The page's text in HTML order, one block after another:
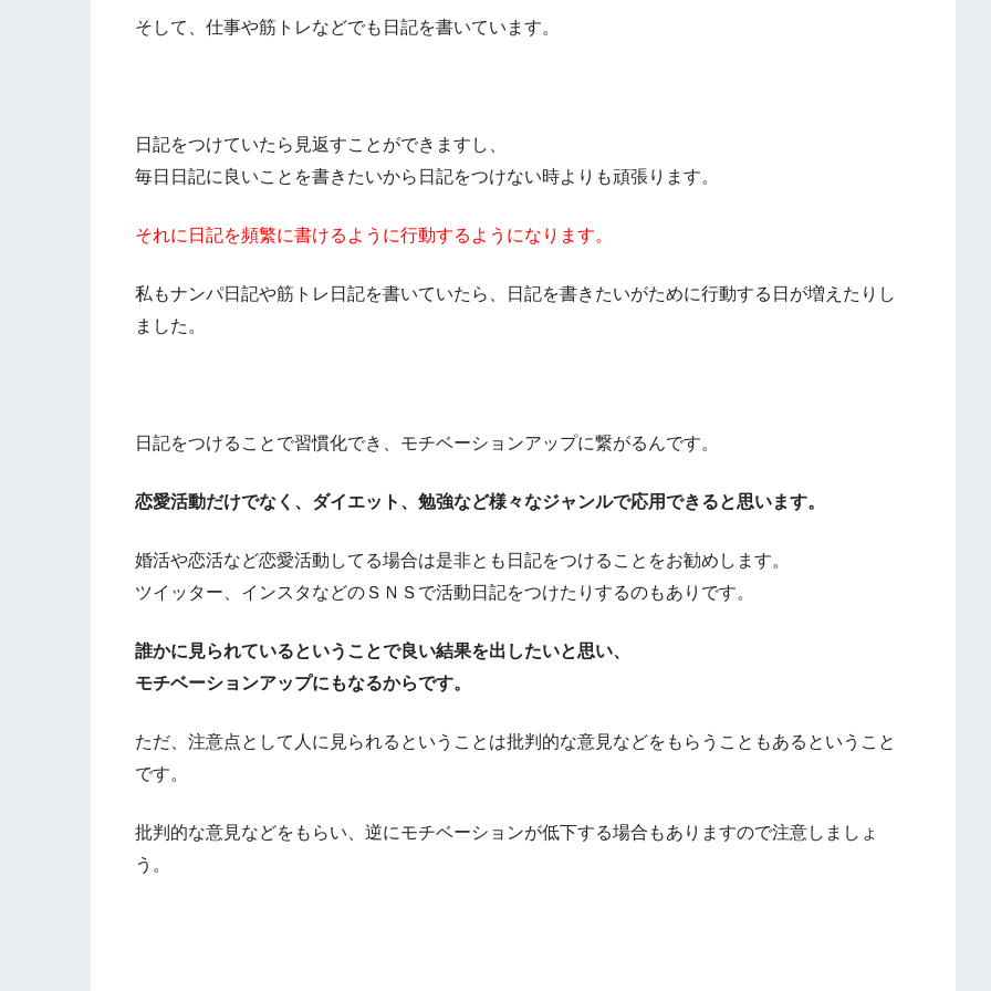
そして、仕事や筋トレなどでも日記を書いています。
日記をつけていたら見返すことができますし、
毎日日記に良いことを書きたいから日記をつけない時よりも頑張ります。
それに日記を頻繁に書けるように行動するようになります。
私もナンパ日記や筋トレ日記を書いていたら、日記を書きたいがために行動する日が増えたりし
ました。
日記をつけることで習慣化でき、モチベーションアップに繋がるんです。
恋愛活動だけでなく、ダイエット、勉強など様々なジャンルで応用できると思います。
婚活や恋活など恋愛活動してる場合は是非とも日記をつけることをお勧めします。
ツイッター、インスタなどのＳＮＳで活動日記をつけたりするのもありです。
誰かに見られているということで良い結果を出したいと思い、
モチベーションアップにもなるからです。
ただ、注意点として人に見られるということは批判的な意見などをもらうこともあるということ
です。
批判的な意見などをもらい、逆にモチベーションが低下する場合もありますので注意しましょ
う。